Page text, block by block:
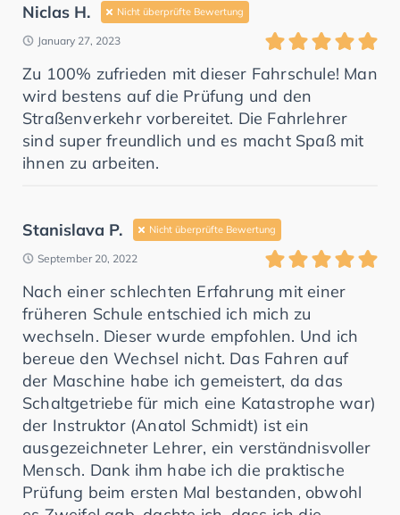
Niclas H. Nicht überprüfte Bewertung
January 27, 2023
Zu 100% zufrieden mit dieser Fahrschule! Man
wird bestens auf die Prüfung und den
Straßenverkehr vorbereitet. Die Fahrlehrer
sind super freundlich und es macht Spaß mit
ihnen zu arbeiten.
Stanislava P. Nicht überprüfte Bewertung
September 20, 2022
Nach einer schlechten Erfahrung mit einer
früheren Schule entschied ich mich zu
wechseln. Dieser wurde empfohlen. Und ich
bereue den Wechsel nicht. Das Fahren auf
der Maschine habe ich gemeistert, da das
Schaltgetriebe für mich eine Katastrophe war)
der Instruktor (Anatol Schmidt) ist ein
ausgezeichneter Lehrer, ein verständnisvoller
Mensch. Dank ihm habe ich die praktische
Prüfung beim ersten Mal bestanden, obwohl